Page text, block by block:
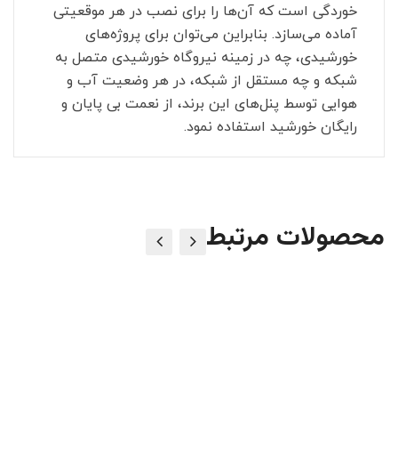
خوردگی است که آن‌ها را برای نصب در هر موقعیتی
آماده می‌سازد. بنابراین می‌توان برای پروژه‌های
خورشیدی، چه در زمینه نیروگاه خورشیدی متصل به
شبکه و چه مستقل از شبکه، در هر وضعیت آب و
هوایی توسط پنل‌های این برند، از نعمت بی پایان و
رایگان خورشید استفاده نمود.
محصولات مرتبط